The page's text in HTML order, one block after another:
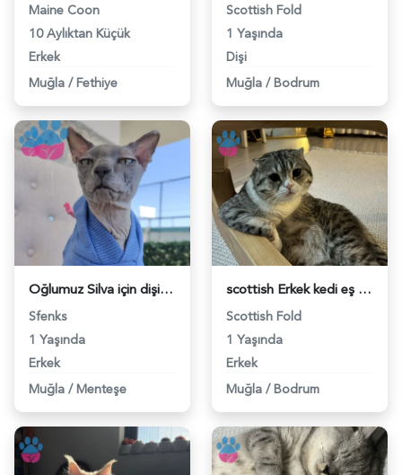
Maine Coon
10 Aylıktan Küçük
Erkek
Muğla / Fethiye
Scottish Fold
1 Yaşında
Dişi
Muğla / Bodrum
Oğlumuz Silva için dişi Sfenks arıyoruz - 118983419
Sfenks
1 Yaşında
Erkek
Muğla / Menteşe
scottish Erkek kedi eş arıyoruz - 118983117
Scottish Fold
1 Yaşında
Erkek
Muğla / Bodrum